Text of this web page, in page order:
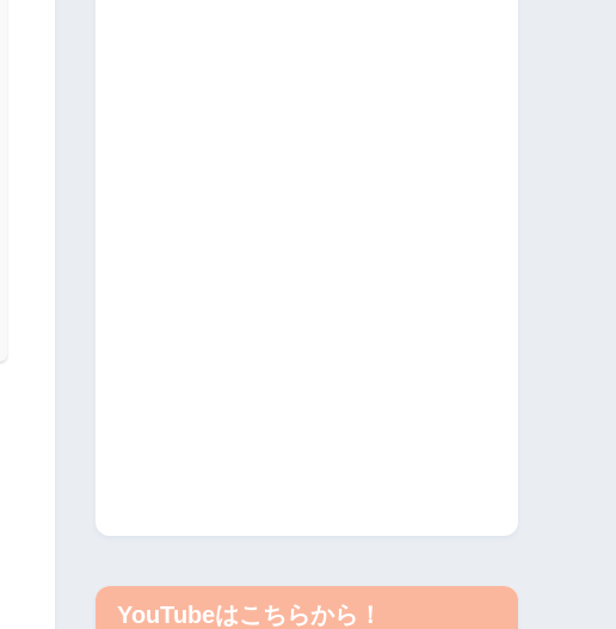
YouTubeはこちらから！